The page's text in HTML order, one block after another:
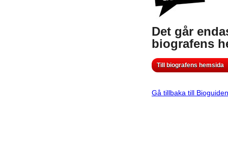
Det går
biografens
Till biografens hemsida
Gå tillbaka till Bioguiden